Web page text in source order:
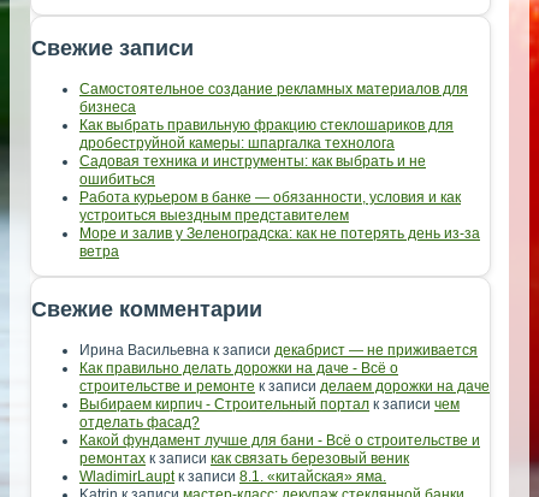
Свежие записи
Самостоятельное создание рекламных материалов для
бизнеса
Как выбрать правильную фракцию стеклошариков для
дробеструйной камеры: шпаргалка технолога
Садовая техника и инструменты: как выбрать и не
ошибиться
Работа курьером в банке — обязанности, условия и как
устроиться выездным представителем
Море и залив у Зеленоградска: как не потерять день из-за
ветра
Свежие комментарии
Ирина Васильевна к записи декабрист — не приживается
Как правильно делать дорожки на даче - Всё о
строительстве и ремонте к записи делаем дорожки на даче
Выбираем кирпич - Строительный портал к записи чем
отделать фасад?
Какой фундамент лучше для бани - Всё о строительстве и
ремонтах к записи как связать березовый веник
WladimirLauptк записи 8.1. «китайская» яма.